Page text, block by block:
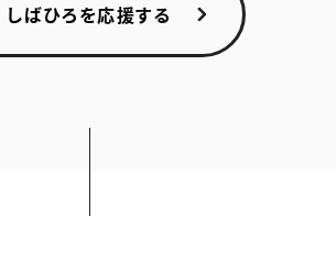
しばひろを応援する